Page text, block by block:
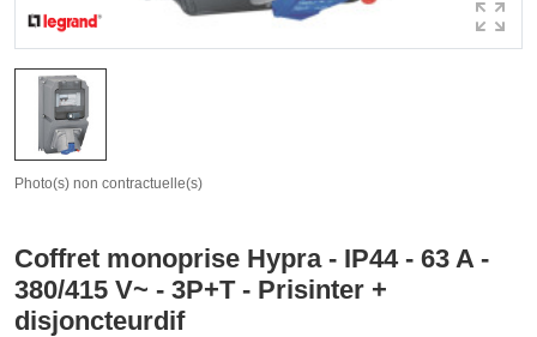
Photo(s) non contractuelle(s)
Coffret monoprise Hypra - IP44 - 63 A -
380/415 V~ - 3P+T - Prisinter +
disjoncteurdif